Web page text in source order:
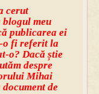
cerut
blogul meu
publicarea ei
o fi referit la
o? Dacă știe
despre
Mihai
de